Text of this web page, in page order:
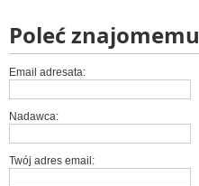
Poleć znajomemu
Email adresata:
Nadawca:
Twój adres email: